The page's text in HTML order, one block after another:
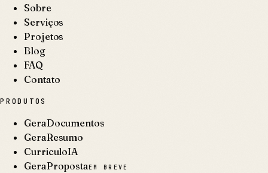
Sobre
Serviços
Projetos
Blog
FAQ
Contato
PRODUTOS
GeraDocumentos
GeraResumo
CurriculoIA
GeraPropostaEM BREVE